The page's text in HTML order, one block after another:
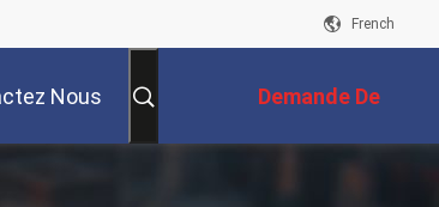
French
Nous Demande De
Soumission